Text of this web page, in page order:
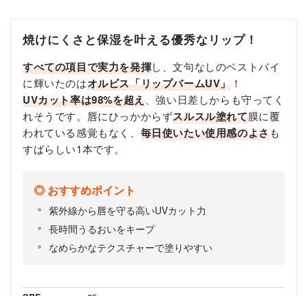
焼けにくさと保湿を叶える優秀なリップ！
すべての項目で実力を発揮し、文句なしのベストバイ
に輝いたのはオルビス「リップバームUV」 ！
UVカット率は98%を超え、強い日差しからも守ってく
れそうです。唇にひっかからずスルスル塗れて膜に覆
われている感覚もなく、 毎日使いたい使用感のよさも
すばらしい1本です。
おすすめポイント
紫外線から唇を守る高いUVカット力
長時間うるおいをキープ
なめらかなテクスチャーで塗りやすい